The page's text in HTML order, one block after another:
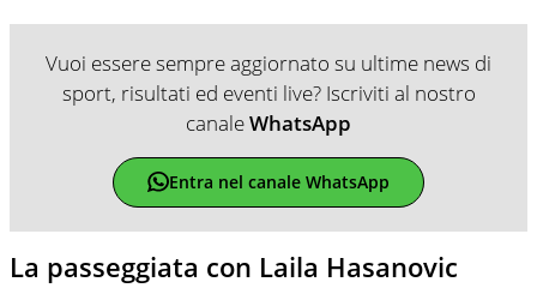
Vuoi essere sempre aggiornato su ultime news di
sport, risultati ed eventi live? Iscriviti al nostro
canaleWhatsApp
Entra nel canale WhatsApp
La passeggiata con Laila Hasanovic